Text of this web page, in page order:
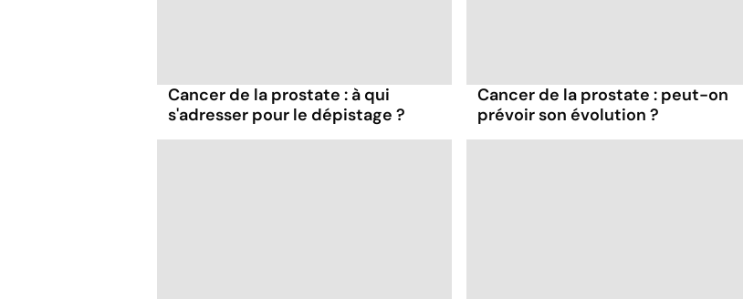
Cancer de la prostate : à qui
s'adresser pour le dépistage ?
Cancer de la prostate : peut-on
prévoir son évolution ?